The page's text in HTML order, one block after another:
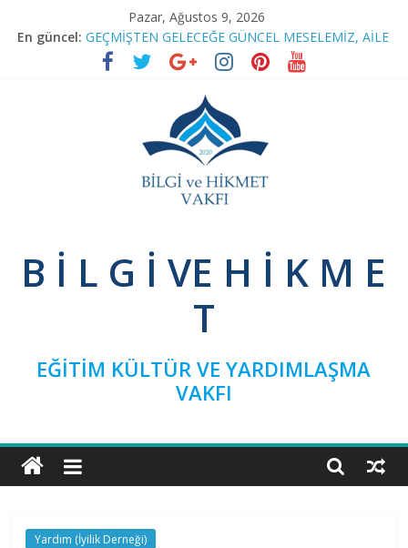
Pazar, Ağustos 9, 2026
En güncel: GEÇMİŞTEN GELECEĞE GÜNCEL MESELEMİZ, AİLE
RAMAZAN SOHBETLERİ
TEFSİR PROGRAMIMIZA RAMAZAN ARASI
BAĞIMSIZ SİVİL İNİSİYATİF’TEN YEŞİLAY’A ZİYARET
NİNOVA’YI TERK EDENLER
Bilgi
ve
Hikmet
ve
Hikmet
B İ L G İ VE H İ K M E
T
EĞİTİM KÜLTÜR VE YARDIMLAŞMA
VAKFI
Yardım (İyilik Derneği)